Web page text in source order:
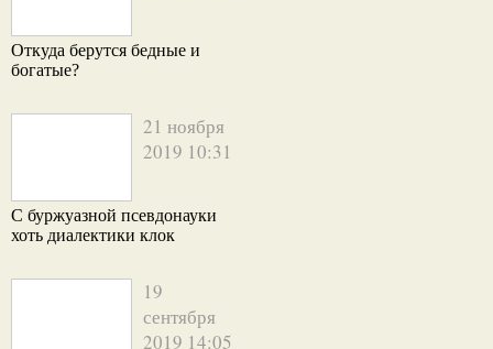
Откуда берутся бедные и
богатые?
21 ноября
2019 10:31
С буржуазной псевдонауки
хоть диалектики клок
19
сентября
2019 14:05